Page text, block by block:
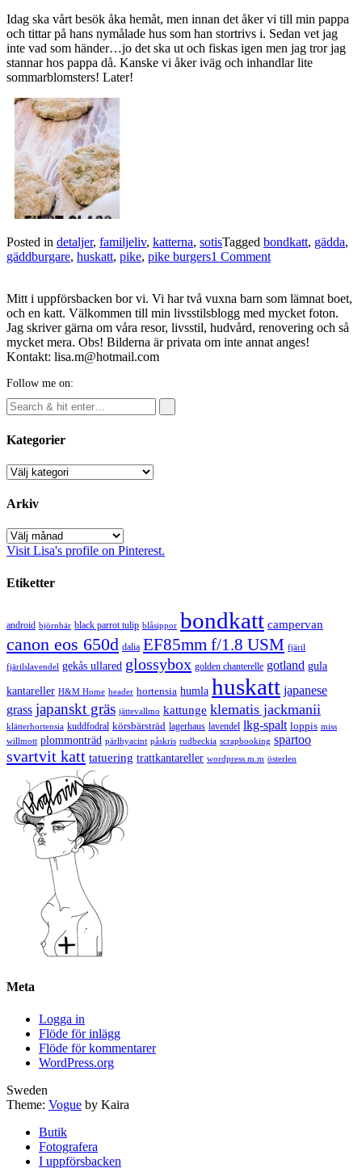
Idag ska vårt besök åka hemåt, men innan det åker vi till min pappa
och tittar på hans nymålade hus som han stortrivs i. Sedan vet jag
inte vad som händer…jo det ska ut och fiskas igen men jag tror jag
stannar hos pappa då. Kanske vi åker iväg och inhandlar lite
sommarblomsters! Later!
Posted in detaljer, familjeliv, katterna, sotisTagged bondkatt, gädda,
gäddburgare, huskatt, pike, pike burgers1 Comment
Mitt i uppförsbacken bor vi. Vi har två vuxna barn som lämnat boet,
och en katt. Välkommen till min livsstilsblogg med mycket foton.
Jag skriver gärna om våra resor, livsstil, hudvård, renovering och så
mycket mera. Obs! Bilderna är privata om inte annat anges!
Kontakt: lisa.m@hotmail.com
Follow me on:
Kategorier
Kategorier
Arkiv
Arkiv
Visit Lisa's profile on Pinterest.
Etiketter
android björnbär black parrot tulip blåsippor bondkatt campervan
canon eos 650d dalia EF85mm f/1.8 USM fjäril
fjärilslavendel gekås ullared glossybox golden chanterelle gotland gula
kantareller H&M Home header hortensia humla huskatt japanese
grass japanskt gräs jättevallmo kattunge klematis jackmanii
klätterhortensia kuddfodral körsbärsträd lagerhaus lavendel lkg-spalt loppis miss
willmott plommonträd pärlhyacint påskris rudbeckia scrapbooking spartoo
svartvit katt tatuering trattkantareller wordpress m.m österlen
Meta
Logga in
Flöde för inlägg
Flöde för kommentarer
WordPress.org
Sweden
Theme: Vogue by Kaira
Butik
Fotografera
I uppförsbacken